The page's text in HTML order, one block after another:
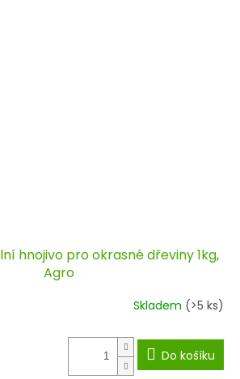
hnojivo pro okrasné dřeviny 1kg,
Agro
Skladem (>5 ks)
Do košíku